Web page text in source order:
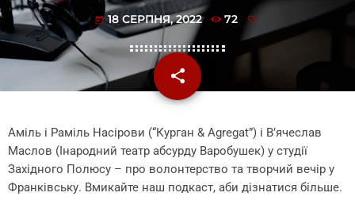
today 18 СЕРПНЯ, 2022 72
share
email
Аміль і Раміль Насірови (“Курган & Agregat”) і В’ячеслав
Маслов (Інародний театр абсурду Варобушек) у студії
Західного Полюсу – про волонтерство та творчий вечір у
Франківську. Вмикайте наш подкаст, аби дізнатися більше.